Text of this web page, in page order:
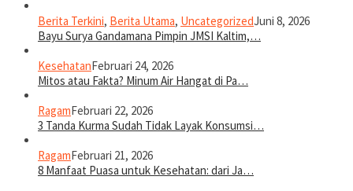
Berita Terkini, Berita Utama, UncategorizedJuni 8, 2026
Bayu Surya Gandamana Pimpin JMSI Kaltim,…
KesehatanFebruari 24, 2026
Mitos atau Fakta? Minum Air Hangat di Pa…
RagamFebruari 22, 2026
3 Tanda Kurma Sudah Tidak Layak Konsumsi…
RagamFebruari 21, 2026
8 Manfaat Puasa untuk Kesehatan: dari Ja…